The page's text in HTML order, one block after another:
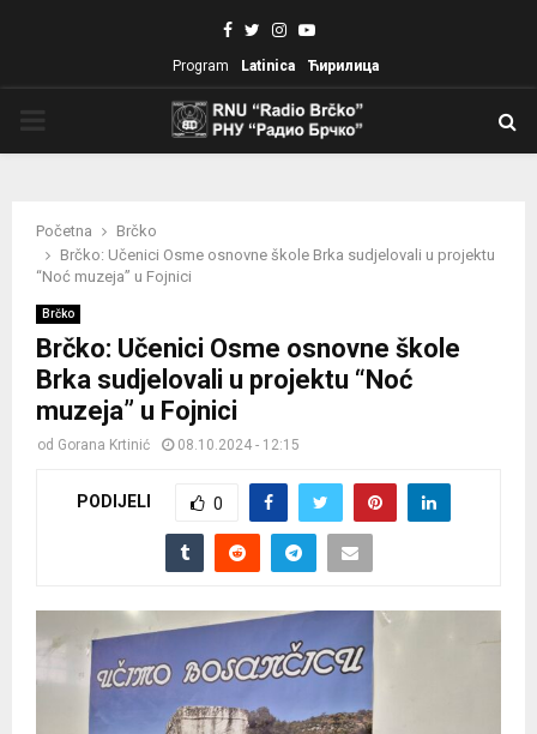
Facebook
TwitterInstagram
Youtube
Program Latinica Ћирилица
Početna
Brčko
Brčko: Učenici Osme osnovne škole Brka sudjelovali u projektu
“Noć muzeja” u Fojnici
Brčko
Brčko: Učenici Osme osnovne škole
Brka sudjelovali u projektu “Noć
muzeja” u Fojnici
od Gorana Krtinić 08.10.2024 - 12:15
PODIJELI 0